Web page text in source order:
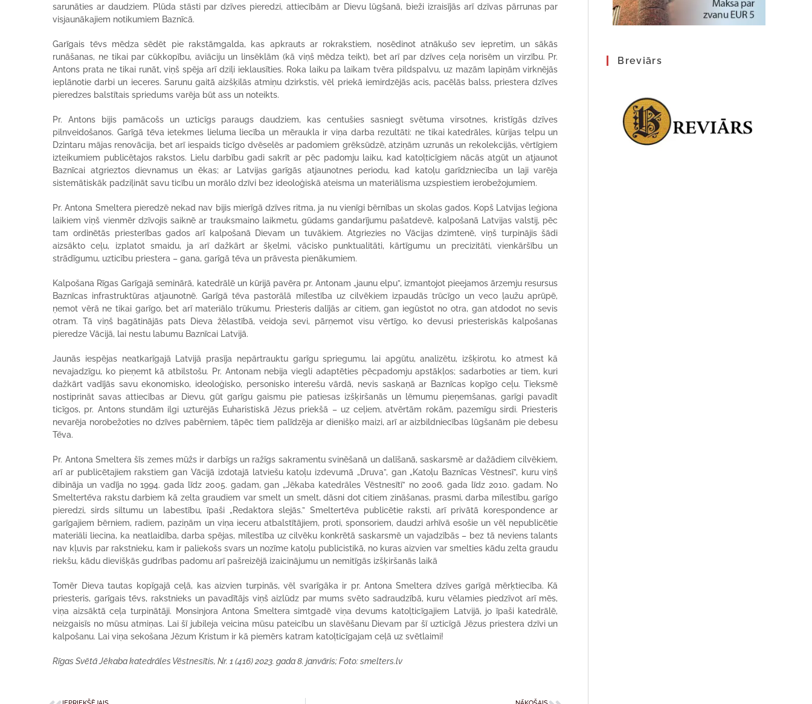
sarunāties ar daudziem. Plūda stāsti par dzīves pieredzi, attiecībām ar Dievu lūgšanā, bieži izraisījās arī dzīvas pārrunas par
visjaunākajiem notikumiem Baznīcā.
Garīgais tēvs mēdza sēdēt pie rakstāmgalda, kas apkrauts ar rokrakstiem, nosēdinot atnākušo sev iepretim, un sākās
runāšanas, ne tikai par cūkkopību, aviāciju un linsēklām (kā viņš mēdza teikt), bet arī par dzīves ceļa norisēm un virzību. Pr.
Antons prata ne tikai runāt, viņš spēja arī dziļi ieklausīties. Roka laiku pa laikam tvēra pildspalvu, uz mazām lapiņām virknējās
ieplānotie darbi un ieceres. Sarunu gaitā aizšķilās atmiņu dzirkstis, vēl priekā iemirdzējās acis, pacēlās balss, priestera dzīves
pieredzes balstītais spriedums varēja būt ass un noteikts.
Pr. Antons bijis pamācošs un uzticīgs paraugs daudziem, kas centušies sasniegt svētuma virsotnes, kristīgās dzīves
pilnveidošanos. Garīgā tēva ietekmes lieluma liecība un mēraukla ir viņa darba rezultāti: ne tikai katedrāles, kūrijas telpu un
Dzintaru mājas renovācija, bet arī iespaids ticīgo dvēselēs ar padomiem grēksūdzē, atziņām uzrunās un rekolekcijās, vērtīgiem
izteikumiem publicētajos rakstos. Lielu darbību gadi sakrīt ar pēc padomju laiku, kad katoļticīgiem nācās atgūt un atjaunot
Baznīcai atgrieztos dievnamus un ēkas; ar Latvijas garīgās atjaunotnes periodu, kad katoļu garīdzniecība un laji varēja
sistemātiskāk padziļināt savu ticību un morālo dzīvi bez ideoloģiskā ateisma un materiālisma uzspiestiem ierobežojumiem.
Pr. Antona Smeltera pieredzē nekad nav bijis mierīgā dzīves ritma, ja nu vienīgi bērnības un skolas gados. Kopš Latvijas leģiona
laikiem viņš vienmēr dzīvojis saiknē ar trauksmaino laikmetu, gūdams gandarījumu pašatdevē, kalpošanā Latvijas valstij, pēc
tam ordinētās priesterības gados arī kalpošanā Dievam un tuvākiem. Atgriezies no Vācijas dzimtenē, viņš turpinājis šādi
aizsākto ceļu, izplatot smaidu, ja arī dažkārt ar šķelmi, vācisko punktualitāti, kārtīgumu un precizitāti, vienkāršību un
strādīgumu, uzticību priestera – gana, garīgā tēva un prāvesta pienākumiem.
Kalpošana Rīgas Garīgajā seminārā, katedrālē un kūrijā pavēra pr. Antonam „jaunu elpu”, izmantojot pieejamos ārzemju resursus
Baznīcas infrastruktūras atjaunotnē. Garīgā tēva pastorālā mīlestība uz cilvēkiem izpaudās trūcīgo un veco ļaužu aprūpē,
ņemot vērā ne tikai garīgo, bet arī materiālo trūkumu. Priesteris dalījās ar citiem, gan iegūstot no otra, gan atdodot no sevis
otram. Tā viņš bagātinājās pats Dieva žēlastībā, veidoja sevi, pārņemot visu vērtīgo, ko devusi priesteriskās kalpošanas
pieredze Vācijā, lai nestu labumu Baznīcai Latvijā.
Jaunās iespējas neatkarīgajā Latvijā prasīja nepārtrauktu garīgu spriegumu, lai apgūtu, analizētu, izšķirotu, ko atmest kā
nevajadzīgu, ko pieņemt kā atbilstošu. Pr. Antonam nebija viegli adaptēties pēcpadomju apstākļos; sadarboties ar tiem, kuri
dažkārt vadījās savu ekonomisko, ideoloģisko, personisko interešu vārdā, nevis saskaņā ar Baznīcas kopīgo ceļu. Tieksmē
nostiprināt savas attiecības ar Dievu, gūt garīgu gaismu pie patiesas izšķiršanās un lēmumu pieņemšanas, garīgi pavadīt
ticīgos, pr. Antons stundām ilgi uzturējās Euharistiskā Jēzus priekšā – uz ceļiem, atvērtām rokām, pazemīgu sirdi. Priesteris
nevarēja norobežoties no dzīves pabērniem, tāpēc tiem palīdzēja ar dienišķo maizi, arī ar aizbildniecības lūgšanām pie debesu
Tēva.
Pr. Antona Smeltera šīs zemes mūžs ir darbīgs un ražīgs sakramentu svinēšanā un dalīšanā, saskarsmē ar dažādiem cilvēkiem,
arī ar publicētajiem rakstiem gan Vācijā izdotajā latviešu katoļu izdevumā „Druva”, gan „Katoļu Baznīcas Vēstnesī”, kuru viņš
dibināja un vadīja no 1994. gada līdz 2005. gadam, gan „Jēkaba katedrāles Vēstnesītī” no 2006. gada līdz 2010. gadam. No
Smeltertēva rakstu darbiem kā zelta graudiem var smelt un smelt, dāsni dot citiem zināšanas, prasmi, darba mīlestību, garīgo
pieredzi, sirds siltumu un labestību, īpaši „Redaktora slejās.” Smeltertēva publicētie raksti, arī privātā korespondence ar
garīgajiem bērniem, radiem, paziņām un viņa ieceru atbalstītājiem, proti, sponsoriem, daudzi arhīvā esošie un vēl nepublicētie
materiāli liecina, ka neatlaidība, darba spējas, mīlestība uz cilvēku konkrētā saskarsmē un vajadzībās – bez tā neviens talants
nav kļuvis par rakstnieku, kam ir paliekošs svars un nozīme katoļu publicistikā, no kuras aizvien var smelties kādu zelta graudu
riekšu, kādu dievišķās gudrības padomu arī pašreizējā izaicinājumu un nemitīgās izšķiršanās laikā
Tomēr Dieva tautas kopīgajā ceļā, kas aizvien turpinās, vēl svarīgāka ir pr. Antona Smeltera dzīves garīgā mērķtiecība. Kā
priesteris, garīgais tēvs, rakstnieks un pavadītājs viņš aizlūdz par mums svēto sadraudzībā, kuru vēlamies piedzīvot arī mēs,
viņa aizsāktā ceļa turpinātāji. Monsinjora Antona Smeltera simtgadē viņa devums katoļticīgajiem Latvijā, jo īpaši katedrālē,
neizgaisīs no mūsu atmiņas. Lai šī jubileja veicina mūsu pateicību un slavēšanu Dievam par šī uzticīgā Jēzus priestera dzīvi un
kalpošanu. Lai viņa sekošana Jēzum Kristum ir kā piemērs katram katoļticīgajam ceļā uz svētlaimi!
Rīgas Svētā Jēkaba katedrāles Vēstnesītis, Nr. 1 (416) 2023. gada 8. janvāris; Foto: smelters.lv
Breviārs